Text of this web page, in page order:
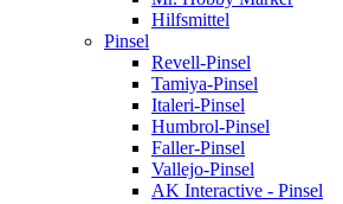
Hilfsmittel
Pinsel
Revell-Pinsel
Tamiya-Pinsel
Italeri-Pinsel
Humbrol-Pinsel
Faller-Pinsel
Vallejo-Pinsel
AK Interactive - Pinsel